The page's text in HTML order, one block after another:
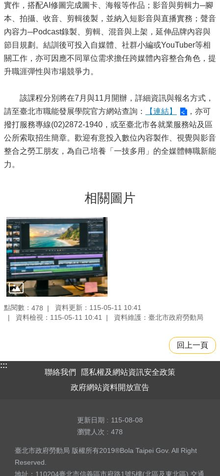
實作，搭配AI修圖完成圖卡、海報等作品；影音與剪輯力─腳
本、拍攝、收音、剪輯後製，並納入短影音與直播實務；聲音
內容力─Podcast錄製、剪輯、混音與上架，延伸品牌內容與
節目規劃。結訓後可投入自媒體、社群小編或YouTuber等相
關工作，亦可因應不同單位需求擔任跨媒體內容整合角色，提
升職涯彈性與市場競爭力。
該課程分別將在7月與11月開辦，詳細資訊與報名方式，
請至臺北市職能發展學院官方網站查詢：
【連結】
，亦可
撥打服務專線(02)2872-1940，或至臺北市各就業服務站及區
公所索取招生簡章。歡迎有意投入數位內容製作、視覺與影音
整合之勞工朋友，為自己培養「一技多用」的全媒體轉職新能
力。
相關圖片
點閱數： 478
資料更新：115-05-11 10:41
資料檢視：115-05-11 10:41
資料維護：臺北市政府勞動局
回上一頁
:::
聯絡我們
隱私權及網站資訊安全政策
政府網站資料開放宣告
更新日期
115-08-08
瀏覽人次
478
臺北市政府勞動局 版權所有2019®Bola Taipei Gov. All Right
Reserved.
地址：110204臺北市信義區市府路1號5樓(北區及東北區) 交通